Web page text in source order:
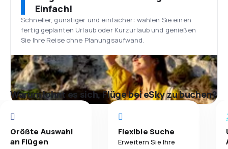
Einfach!
Schneller, günstiger und einfacher: wählen Sie einen
fertig geplanten Urlaub oder Kurzurlaub und genießen
Sie Ihre Reise ohne Planungsaufwand.
Warum lohnt es sich, Flüge bei eSky zu buchen?
Größte Auswahl
an Flügen
Flexible Suche
Erweitern Sie Ihre